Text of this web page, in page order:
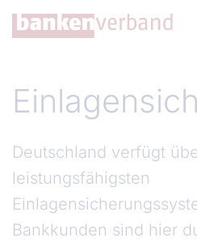
Direkt zum Inhalt
Deutschland verfügt
leistungsfähigsten
Bankkunden sind hier